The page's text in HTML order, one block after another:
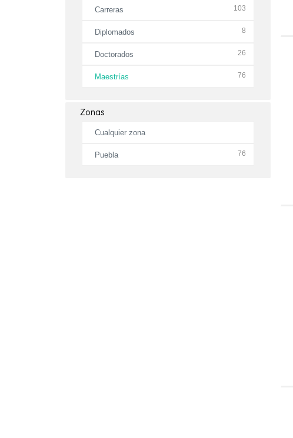
Carreras 103
Diplomados 8
Doctorados 26
Maestrías 76
Zonas
Cualquier zona
Puebla 76